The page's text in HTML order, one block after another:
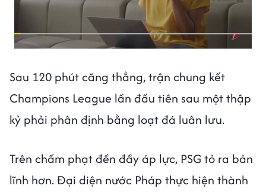
Sau 120 phút căng thẳng, trận chung kết
Champions League lần đầu tiên sau một thập
kỷ phải phân định bằng loạt đá luân lưu.
Trên chấm phạt đền đầy áp lực, PSG tỏ ra bản
lĩnh hơn. Đại diện nước Pháp thực hiện thành